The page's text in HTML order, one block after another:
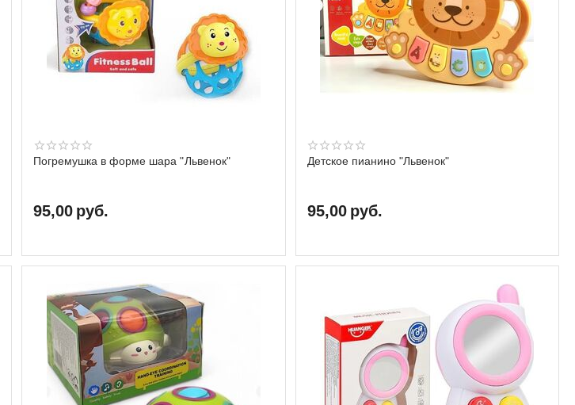
Погремушка в форме шара "Львенок"
95,00 руб.
Детское пианино "Львенок"
95,00 руб.